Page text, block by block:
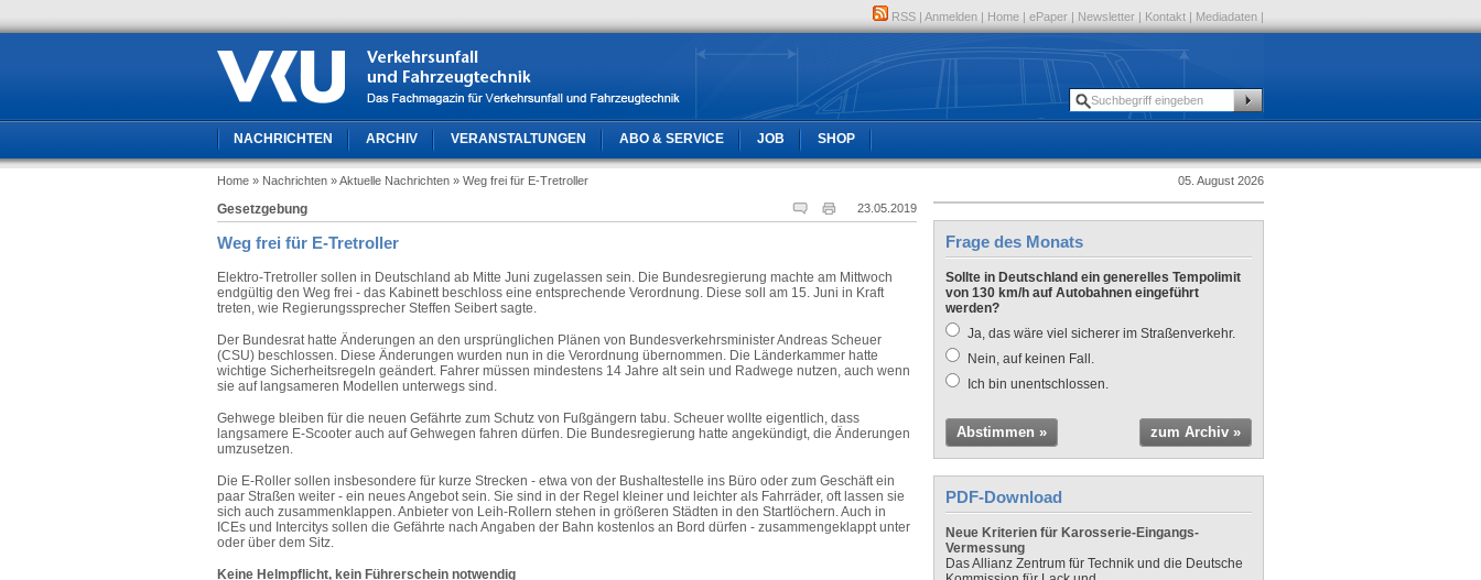
RSS | Anmelden | Home | ePaper | Newsletter | Kontakt | Mediadaten |
NACHRICHTEN ARCHIV VERANSTALTUNGEN ABO & SERVICE JOB SHOP
Home » Nachrichten » Aktuelle Nachrichten » Weg frei für E-Tretroller 05. August 2026
23.05.2019
Gesetzgebung
Weg frei für E-Tretroller
Elektro-Tretroller sollen in Deutschland ab Mitte Juni zugelassen sein. Die Bundesregierung machte am Mittwoch
endgültig den Weg frei - das Kabinett beschloss eine entsprechende Verordnung. Diese soll am 15. Juni in Kraft
treten, wie Regierungssprecher Steffen Seibert sagte.
Der Bundesrat hatte Änderungen an den ursprünglichen Plänen von Bundesverkehrsminister Andreas Scheuer
(CSU) beschlossen. Diese Änderungen wurden nun in die Verordnung übernommen. Die Länderkammer hatte
wichtige Sicherheitsregeln geändert. Fahrer müssen mindestens 14 Jahre alt sein und Radwege nutzen, auch wenn
sie auf langsameren Modellen unterwegs sind.
Gehwege bleiben für die neuen Gefährte zum Schutz von Fußgängern tabu. Scheuer wollte eigentlich, dass
langsamere E-Scooter auch auf Gehwegen fahren dürfen. Die Bundesregierung hatte angekündigt, die Änderungen
umzusetzen.
Die E-Roller sollen insbesondere für kurze Strecken - etwa von der Bushaltestelle ins Büro oder zum Geschäft ein
paar Straßen weiter - ein neues Angebot sein. Sie sind in der Regel kleiner und leichter als Fahrräder, oft lassen sie
sich auch zusammenklappen. Anbieter von Leih-Rollern stehen in größeren Städten in den Startlöchern. Auch in
ICEs und Intercitys sollen die Gefährte nach Angaben der Bahn kostenlos an Bord dürfen - zusammengeklappt unter
oder über dem Sitz.
Keine Helmpflicht, kein Führerschein notwendig
Frage des Monats
Sollte in Deutschland ein generelles Tempolimit
von 130 km/h auf Autobahnen eingeführt
werden?
Ja, das wäre viel sicherer im Straßenverkehr.
Nein, auf keinen Fall.
Ich bin unentschlossen.
Abstimmen » zum Archiv »
PDF-Download
Neue Kriterien für Karosserie-Eingangs-
Vermessung
Das Allianz Zentrum für Technik und die Deutsche